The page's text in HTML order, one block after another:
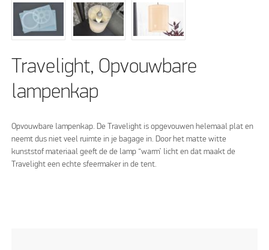
Travelight, Opvouwbare
lampenkap
Opvouwbare lampenkap. De Travelight is opgevouwen helemaal plat en
neemt dus niet veel ruimte in je bagage in. Door het matte witte
kunststof materiaal geeft de de lamp “warm’ licht en dat maakt de
Travelight een echte sfeermaker in de tent.